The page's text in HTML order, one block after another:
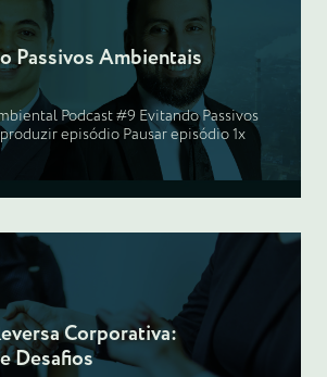
Passivos Ambientais
Podcast #9 Evitando Passivos
episódio Pausar episódio 1x
Corporativa:
Desafios